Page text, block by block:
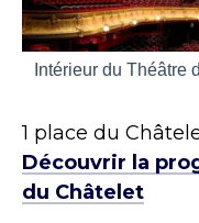
Intérieur du Théâtre
1 place du
Découvrir la
du Châtelet